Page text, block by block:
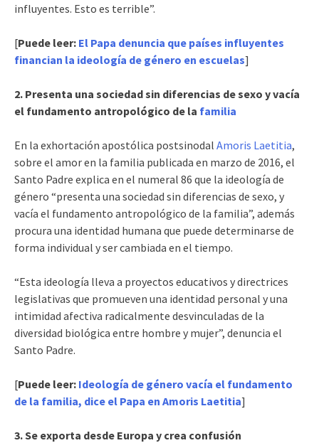
influyentes. Esto es terrible”.
[Puede leer: El Papa denuncia que países influyentes
financian la ideología de género en escuelas]
2. Presenta una sociedad sin diferencias de sexo y vacía
el fundamento antropológico de la familia
En la exhortación apostólica postsinodal Amoris Laetitia,
sobre el amor en la familia publicada en marzo de 2016, el
Santo Padre explica en el numeral 86 que la ideología de
género “presenta una sociedad sin diferencias de sexo, y
vacía el fundamento antropológico de la familia”, además
procura una identidad humana que puede determinarse de
forma individual y ser cambiada en el tiempo.
“Esta ideología lleva a proyectos educativos y directrices
legislativas que promueven una identidad personal y una
intimidad afectiva radicalmente desvinculadas de la
diversidad biológica entre hombre y mujer”, denuncia el
Santo Padre.
[Puede leer: Ideología de género vacía el fundamento
de la familia, dice el Papa en Amoris Laetitia]
3. Se exporta desde Europa y crea confusión